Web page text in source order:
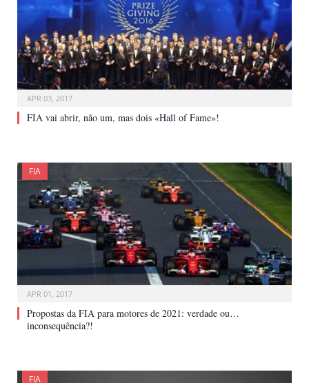
APR 03, 2017
FIA vai abrir, não um, mas dois «Hall of Fame»!
FIA
APR 01, 2017
Propostas da FIA para motores de 2021: verdade ou…
inconsequência?!
FIA